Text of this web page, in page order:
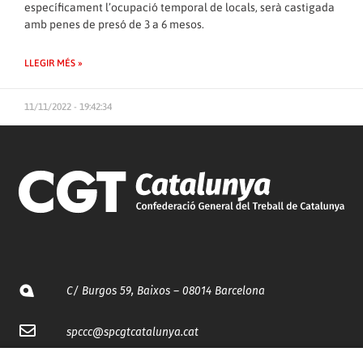
específicament l’ocupació temporal de locals, serà castigada
amb penes de presó de 3 a 6 mesos.
LLEGIR MÉS »
11/11/2022 - 19:42:34
C/ Burgos 59, Baixos – 08014 Barcelona
spccc@spcgtcatalunya.cat